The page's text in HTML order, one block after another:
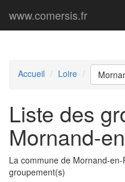
www.comersis.fr
Accueil Loire
Liste des
Mornand-
La commune de Mornand-
groupement(s)